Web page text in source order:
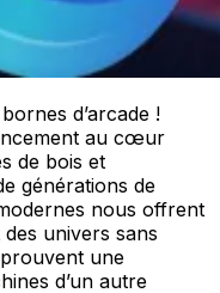
d’arcade !
au cœur
de bois et
générations de
nous offrent
univers sans
une
d’un autre